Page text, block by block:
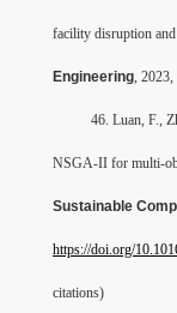
facility disruption
Engineering ,
46. Luan, F.,
NSGA-II for multi-
Sustainable
https://doi.org/
citations)